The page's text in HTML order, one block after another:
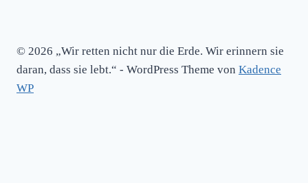
© 2026 „Wir retten nicht nur die Erde. Wir erinnern sie
daran, dass sie lebt.“ - WordPress Theme von Kadence
WP